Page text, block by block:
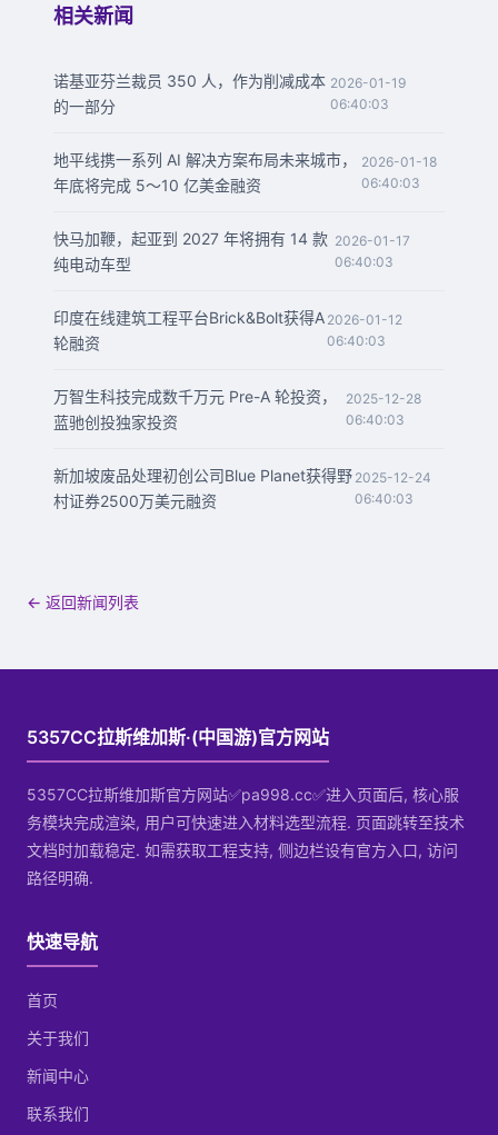
相关新闻
诺基亚芬兰裁员 350 人，作为削减成本
的一部分
2026-01-19
06:40:03
地平线携一系列 AI 解决方案布局未来城市，
年底将完成 5～10 亿美金融资
2026-01-18
06:40:03
快马加鞭，起亚到 2027 年将拥有 14 款
纯电动车型
2026-01-17
06:40:03
印度在线建筑工程平台Brick&Bolt获得A
轮融资
2026-01-12
06:40:03
万智生科技完成数千万元 Pre-A 轮投资，
蓝驰创投独家投资
2025-12-28
06:40:03
新加坡废品处理初创公司Blue Planet获得野
村证券2500万美元融资
2025-12-24
06:40:03
← 返回新闻列表
5357CC拉斯维加斯·(中国游)官方网站
5357CC拉斯维加斯官方网站✅pa998.cc✅进入页面后, 核心服
务模块完成渲染, 用户可快速进入材料选型流程. 页面跳转至技术
文档时加载稳定. 如需获取工程支持, 侧边栏设有官方入口, 访问
路径明确.
快速导航
首页
关于我们
新闻中心
联系我们